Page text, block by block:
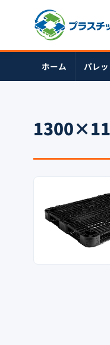
ホーム パレ